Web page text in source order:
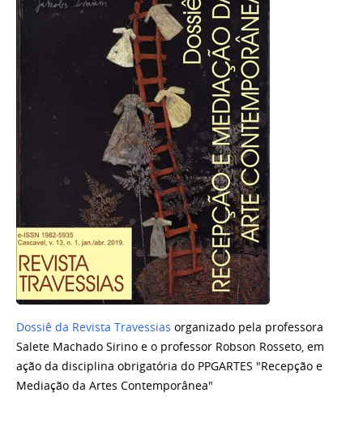
Dossiê da Revista Travessias organizado pela professora
Salete Machado Sirino e o professor Robson Rosseto, em
ação da disciplina obrigatória do PPGARTES "Recepção e
Mediação da Artes Contemporânea"